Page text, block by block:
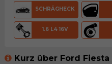
SCHRÄGHECK
1.6 L4 16V
Kurz über Ford Fiesta